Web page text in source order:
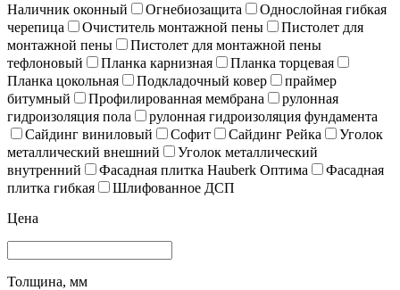
Наличник оконный
Огнебиозащита
Однослойная гибкая
черепица
Очиститель монтажной пены
Пистолет для
монтажной пены
Пистолет для монтажной пены
тефлоновый
Планка карнизная
Планка торцевая
Планка цокольная
Подкладочный ковер
праймер
битумный
Профилированная мембрана
рулонная
гидроизоляция пола
рулонная гидроизоляция фундамента
Сайдинг виниловый
Софит Сайдинг Рейка
Уголок
металлический внешний
Уголок металлический
внутренний
Фасадная плитка Hauberk Оптима
Фасадная
плитка гибкая
Шлифованное ДСП
Цена
Толщина, мм